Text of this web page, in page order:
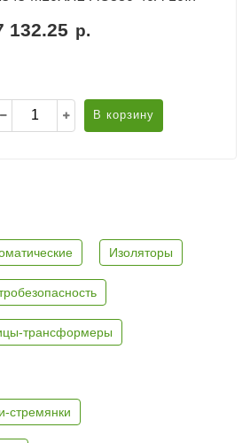
132.25 р.
В корзину
Изоляторы
трансформеры
стремянки